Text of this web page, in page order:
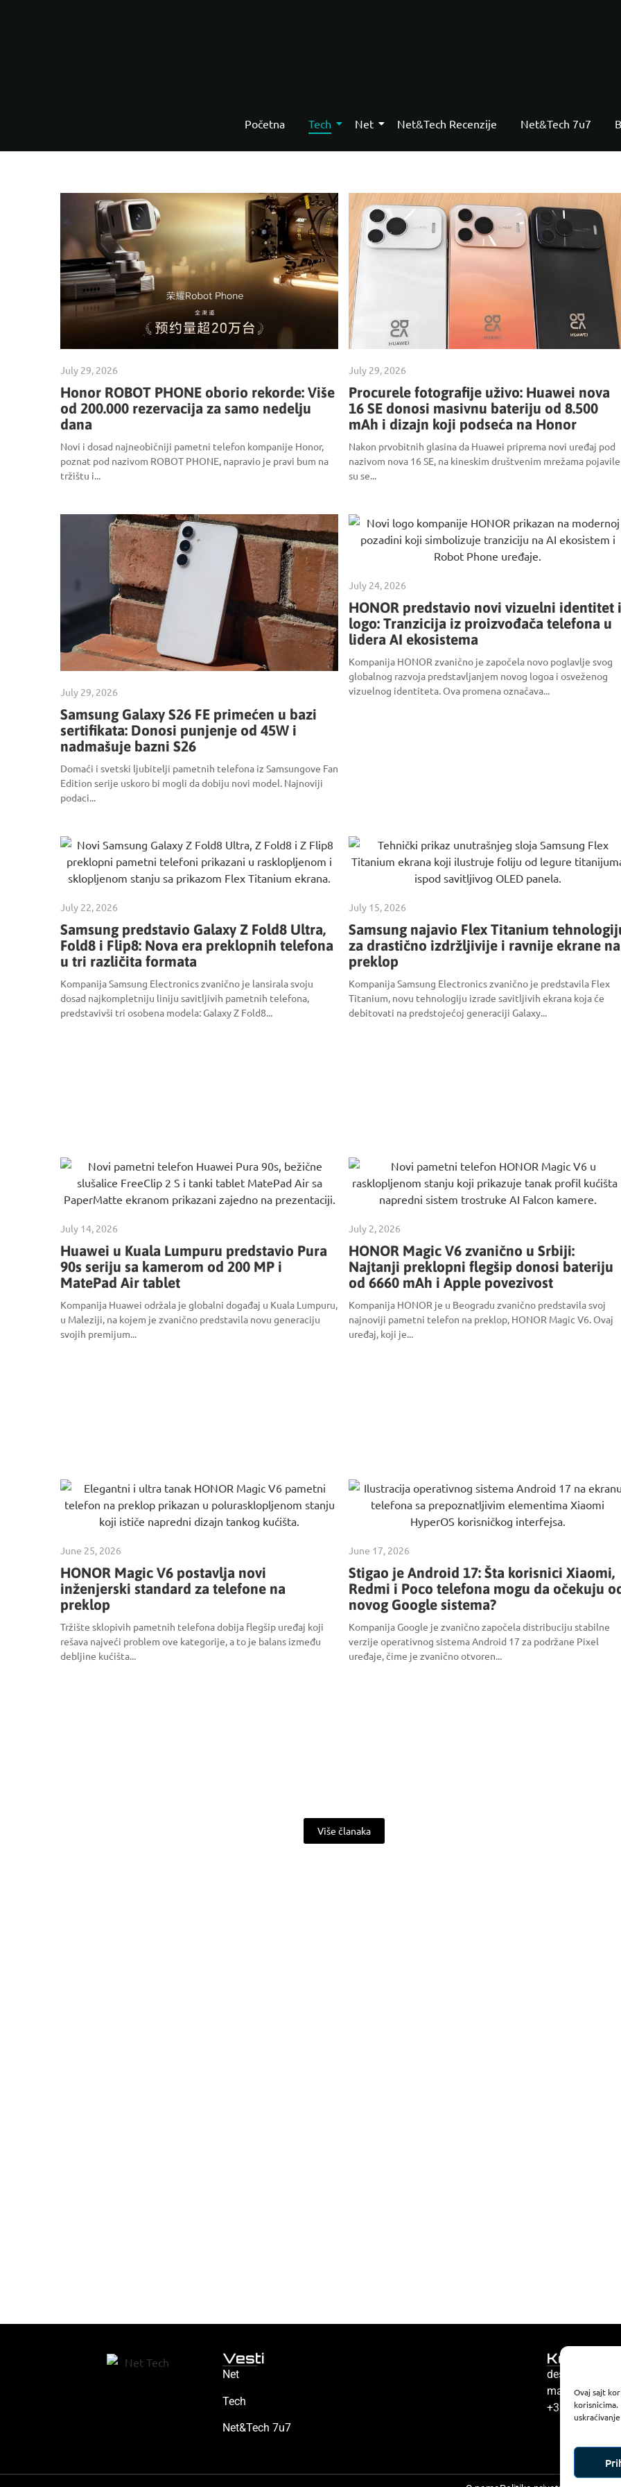
Ovaj sajt
Početna Tech Net Net&Tech Recenzije Net&Tech 7u7
July 29, 2026
Honor ROBOT PHONE oborio rekorde: Više
od 200.000 rezervacija za samo nedelju
dana
Novi i dosad najneobičniji pametni telefon kompanije Honor,
poznat pod nazivom ROBOT PHONE, napravio je pravi bum na
tržištu i...
July 29, 2026
Procurele fotografije uživo: Huawei nova
16 SE donosi masivnu bateriju od 8.500
mAh i dizajn koji podseća na Honor
Nakon prvobitnih glasina da Huawei priprema novi uređaj pod
nazivom nova 16 SE, na kineskim društvenim mrežama pojavile
su se...
July 29, 2026
Samsung Galaxy S26 FE primećen u bazi
sertifikata: Donosi punjenje od 45W i
nadmašuje bazni S26
Domaći i svetski ljubitelji pametnih telefona iz Samsungove Fan
Edition serije uskoro bi mogli da dobiju novi model. Najnoviji
podaci...
July 24, 2026
HONOR predstavio novi vizuelni identitet i
logo: Tranzicija iz proizvođača telefona u
lidera AI ekosistema
Kompanija HONOR zvanično je započela novo poglavlje svog
globalnog razvoja predstavljanjem novog logoa i osveženog
vizuelnog identiteta. Ova promena označava...
July 22, 2026
Samsung predstavio Galaxy Z Fold8 Ultra,
Fold8 i Flip8: Nova era preklopnih telefona
u tri različita formata
Kompanija Samsung Electronics zvanično je lansirala svoju
dosad najkompletniju liniju savitljivih pametnih telefona,
predstavivši tri osobena modela: Galaxy Z Fold8...
July 15, 2026
Samsung najavio Flex Titanium
za drastično izdržljivije i ravnije ekrane na
preklop
Kompanija Samsung Electronics zvanično je predstavila Flex
Titanium, novu tehnologiju izrade savitljivih ekrana koja će
debitovati na predstojećoj generaciji Galaxy...
July 14, 2026
Huawei u Kuala Lumpuru predstavio Pura
90s seriju sa kamerom od 200 MP i
MatePad Air tablet
Kompanija Huawei održala je globalni događaj u Kuala Lumpuru,
u Maleziji, na kojem je zvanično predstavila novu generaciju
svojih premijum...
July 2, 2026
HONOR Magic V6 zvanično u Srbiji:
Najtanji preklopni flegšip donosi bateriju
od 6660 mAh i Apple povezivost
Kompanija HONOR je u Beogradu zvanično predstavila svoj
najnoviji pametni telefon na preklop, HONOR Magic V6. Ovaj
uređaj, koji je...
June 25, 2026
HONOR Magic V6 postavlja novi
inženjerski standard za telefone na
preklop
Tržište sklopivih pametnih telefona dobija flegšip uređaj koji
rešava najveći problem ove kategorije, a to je balans između
debljine kućišta...
June 17, 2026
Stigao je Android 17: Šta korisnici Xiaomi,
Redmi i Poco telefona mogu da očekuju
novog Google sistema?
Kompanija Google je zvanično započela distribuciju stabilne
verzije operativnog sistema Android 17 za podržane Pixel
uređaje, čime je zvanično otvoren...
Više članaka
Vesti
Net
Tech
Net&Tech 7u7
Kontakt
+381 66 59 41